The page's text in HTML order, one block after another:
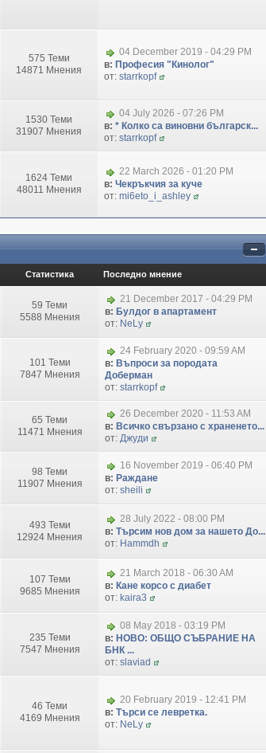
575 Теми
14871 Мнения
04 December 2019 - 04:29 PM
в: Професия "Кинолог"
от: starrkopf
1530 Теми
31907 Мнения
04 July 2026 - 07:26 PM
в: * Колко са виновни българск...
от: starrkopf
1624 Теми
48011 Мнения
22 March 2026 - 01:20 PM
в: Чекръкчия за куче
от: mi6eto_i_ashley
Статистика Последно мнение
59 Теми
5588 Мнения
21 December 2017 - 04:29 PM
в: Булдог в апартамент
от: NeLy
101 Теми
7847 Мнения
24 February 2020 - 09:59 AM
в: Въпроси за породата
Доберман
от: starrkopf
65 Теми
11471 Мнения
26 December 2020 - 11:53 AM
в: Всичко свързано с храненето...
от: Джуди
98 Теми
11907 Мнения
16 November 2019 - 06:40 PM
в: Раждане
от: sheili
493 Теми
12924 Мнения
28 July 2022 - 08:00 PM
в: Търсим нов дом за нашето До...
от: Hammdh
107 Теми
9685 Мнения
21 March 2018 - 06:30 AM
в: Кане корсо с диабет
от: kaira3
235 Теми
7547 Мнения
08 May 2018 - 03:19 PM
в: НОВО: ОБЩО СЪБРАНИЕ НА
БНК ...
от: slaviad
46 Теми
4169 Мнения
20 February 2019 - 12:41 PM
в: Търси се левретка.
от: NeLy